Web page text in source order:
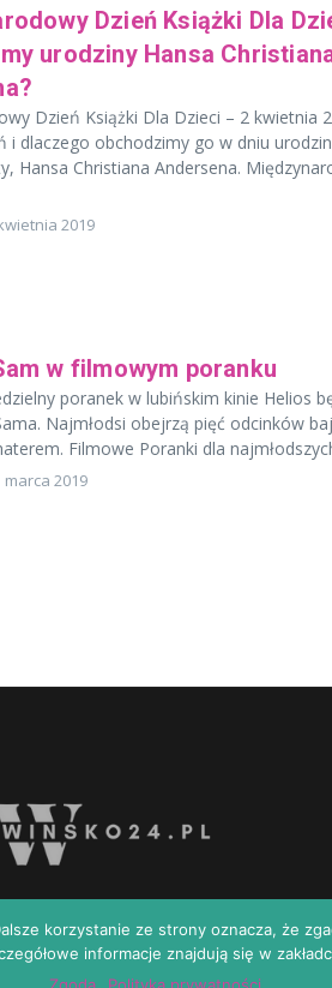
Dzień Książki Dla
urodziny Hansa
Dzień Książki Dla Dzieci – 2 kwietnia
i dlaczego obchodzimy go w dniu
Hansa Christiana Andersena.
2019
w filmowym poranku
poranek w lubińskim kinie Helios
Najmłodsi obejrzą pięć odcinków
Filmowe Poranki dla
marca 2019
korzystanie ze strony oznacza, że
informacje znajdują się w